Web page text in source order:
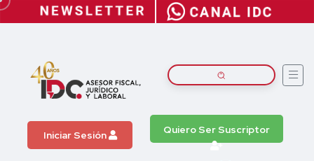
Iniciar Sesión Quiero Ser Suscriptor